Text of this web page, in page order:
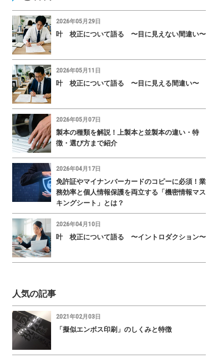
2026年05月29日
叶 校正について語る 〜目に見えない間違い〜
2026年05月11日
叶 校正について語る 〜目に見える間違い〜
2026年05月07日
製本の種類を解説！上製本と並製本の違い・特
徴・選び方まで紹介
2026年04月17日
免許証やマイナンバーカードのコピーに必須！業
務効率と個人情報保護を両立する「機密情報マス
キングシート」とは？
2026年04月10日
叶 校正について語る 〜イントロダクション〜
人気の記事
2021年02月03日
「擬似エンボス印刷」のしくみと特徴